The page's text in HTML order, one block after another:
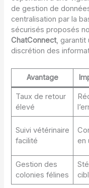
de gestion de
centralisation par la
sécurisés proposés
ChatConnect, garantit
discrétion des
Avantage
Taux de retour
élevé
Suivi vétérinaire
facilité
en
Gestion des
colonies félines